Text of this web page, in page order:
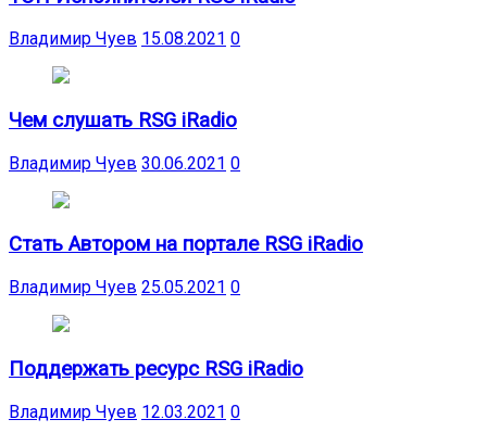
Владимир Чуев 15.08.2021 0
Чем слушать RSG iRadio
Владимир Чуев 30.06.2021 0
Стать Автором на портале RSG iRadio
Владимир Чуев 25.05.2021 0
Поддержать ресурс RSG iRadio
Владимир Чуев 12.03.2021 0